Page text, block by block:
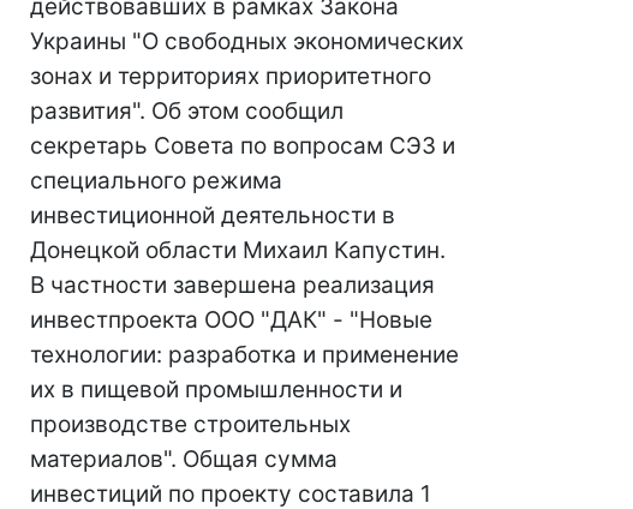
действовавших в рамках Закона
Украины "О свободных экономических
зонах и территориях приоритетного
развития". Об этом сообщил
секретарь Совета по вопросам СЭЗ и
специального режима
инвестиционной деятельности в
Донецкой области Михаил Капустин.
В частности завершена реализация
инвестпроекта ООО "ДАК" - "Новые
технологии: разработка и применение
их в пищевой промышленности и
производстве строительных
материалов". Общая сумма
инвестиций по проекту составила 1